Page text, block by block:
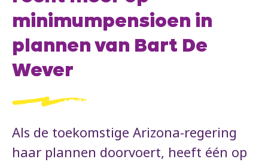
minimumpensioen in
plannen van Bart De
Wever
Als de toekomstige Arizona-regering
haar plannen doorvoert, heeft één op